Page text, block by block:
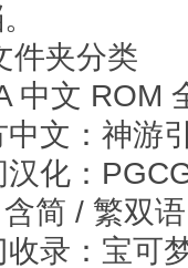
件夹分类
中文 ROM
文：神游
化：
简 / 繁双
录：宝可